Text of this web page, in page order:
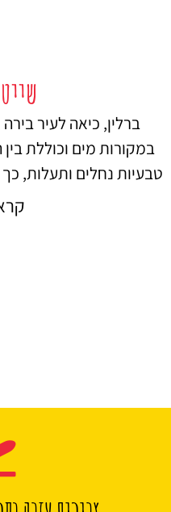
ברלין, כיאה לעיר
במקורות מים וכוללת
טבעיות נחלים ותעלות,